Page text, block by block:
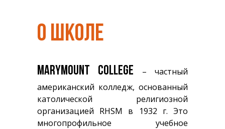
О ШКОЛЕ
MARYMOUNT COLLEGE
– частный
американский колледж, основанный
католической религиозной
организацией RHSM в 1932 г. Это
многопрофильное учебное